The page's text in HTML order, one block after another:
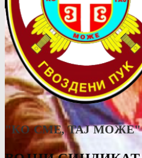
"КО СМЕ, ТАJ МОЖЕ"